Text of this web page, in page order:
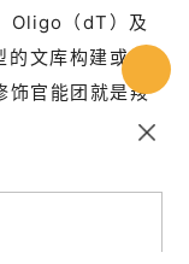
Oligo（dT）及
文库构建或生
饰官能团就是羧